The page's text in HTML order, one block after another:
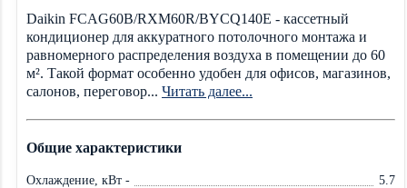
Daikin FCAG60B/RXM60R/BYCQ140E - кассетный
кондиционер для аккуратного потолочного монтажа и
равномерного распределения воздуха в помещении до 60
м². Такой формат особенно удобен для офисов, магазинов,
салонов, переговор... Читать далее...
Общие характеристики
Охлаждение, кВт - 5.7